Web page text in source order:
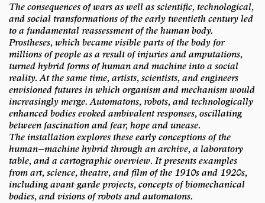
The consequences of wars as well as scientific, technological,
and social transformations of the early twentieth century led
to a fundamental reassessment of the human body.
Prostheses, which became visible parts of the body for
millions of people as a result of injuries and amputations,
turned hybrid forms of human and machine into a social
reality. At the same time, artists, scientists, and engineers
envisioned futures in which organism and mechanism would
increasingly merge. Automatons, robots, and technologically
enhanced bodies evoked ambivalent responses, oscillating
between fascination and fear, hope and unease.
The installation explores these early conceptions of the
human–machine hybrid through an archive, a laboratory
table, and a cartographic overview. It presents examples
from art, science, theatre, and film of the 1910s and 1920s,
including avant-garde projects, concepts of biomechanical
bodies, and visions of robots and automatons.